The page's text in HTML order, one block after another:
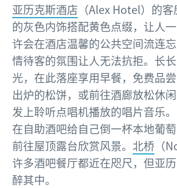
亚历克斯酒店 （Alex Hotel）的
的灰色内饰搭配黄色点缀，让人
许会在酒店温馨的公共空间流连
情待客的氛围让人无法抗拒。长
光，在此落座享用早餐，免费品
出炉的松饼，或前往酒廊放松休
发上聆听点唱机播放的唱片音乐
在自助酒吧给自己倒一杯本地葡
前往屋顶露台欣赏风景。 北桥 （
许多酒吧餐厅都近在咫尺，但亚
醉其中。